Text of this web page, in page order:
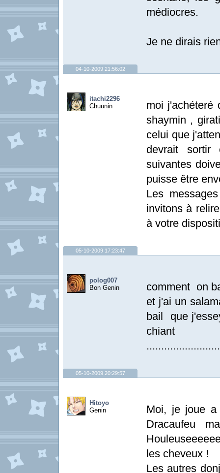
médiocres.
Je ne dirais
04-10-2009 21:56:02
itachi2296
Chuunin
moi j'achéteré
shaymin ,
celui que
devrait sortir
suivantes
puisse être
Les
invitons à
à votre
05-10-2009 17:23:47
polog007
Bon Genin
comment on
et j'ai un
bail que
05-10-2009 20:29:57
Hitoyo
Genin
Moi, je joue a
Dracaufeu
les cheveux !
Les autres